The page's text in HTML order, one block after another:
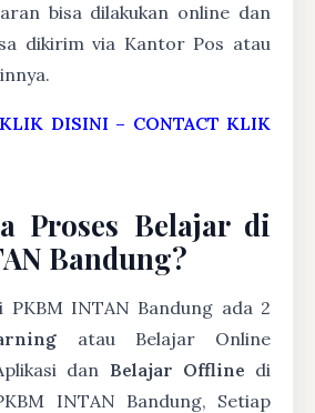
bisa dilakukan online dan
dikirim via Kantor Pos atau
DISINI – CONTACT KLIK
Proses Belajar di
Bandung?
PKBM INTAN Bandung ada 2
atau Belajar Online
dan Belajar Offline di
INTAN Bandung, Setiap